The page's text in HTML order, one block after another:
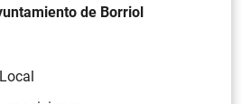
de Borriol